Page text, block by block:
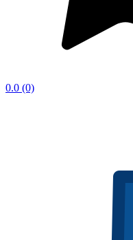
0.0 (0)